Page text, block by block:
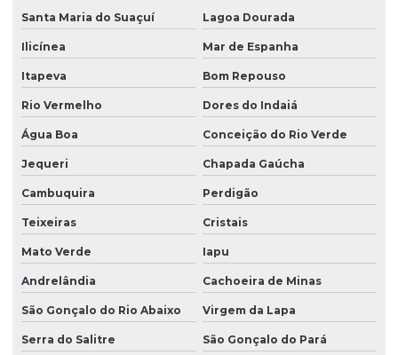
Santa Maria do Suaçuí Lagoa Dourada
Ilicínea Mar de Espanha
Itapeva Bom Repouso
Rio Vermelho Dores do Indaiá
Água Boa Conceição do Rio Verde
Jequeri Chapada Gaúcha
Cambuquira Perdigão
Teixeiras Cristais
Mato Verde Iapu
Andrelândia Cachoeira de Minas
São Gonçalo do Rio Abaixo Virgem da Lapa
Serra do Salitre São Gonçalo do Pará